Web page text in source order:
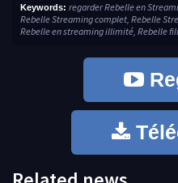
Keywords: regarder Rebelle en
Rebelle Streaming complet, Rebelle
Rebelle en streaming illimité, Rebelle